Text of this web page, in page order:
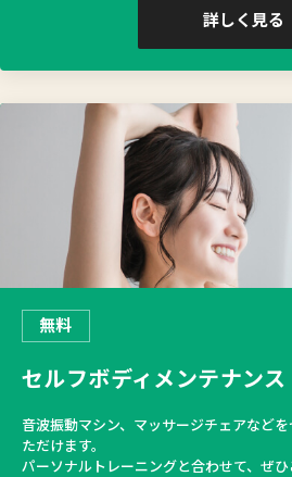
詳しく見る
無料
セルフボディメンテナンス
音波振動マシン、マッサージチェアなど
ただけます。
パーソナルトレーニングと合わせて、ぜひ